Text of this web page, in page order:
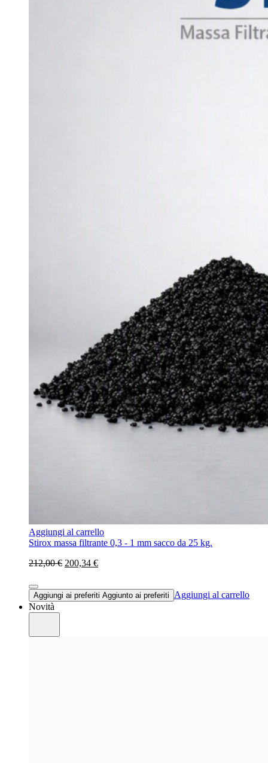
Aggiungi al carrello
Stirox massa filtrante 0,3 - 1 mm sacco da 25 kg.
212,00 € 200,34 €
Aggiungi ai preferiti Aggiunto ai preferiti
Aggiungi al carrello
Novità